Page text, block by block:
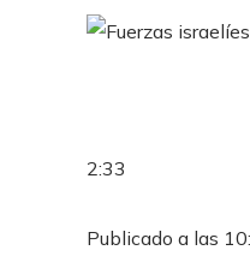
2:33
Publicado a las